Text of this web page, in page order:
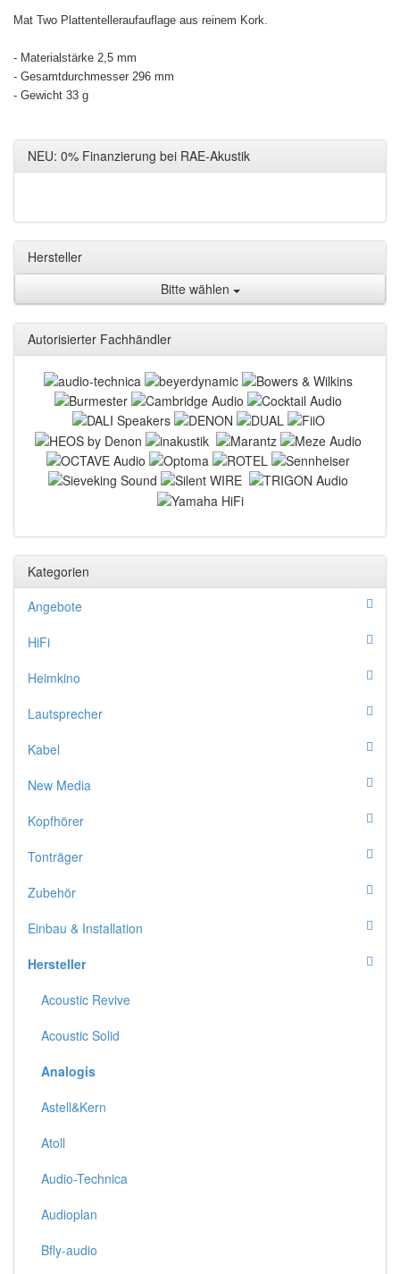
Mat Two Plattentelleraufauflage aus reinem Kork.
- Materialstärke 2,5 mm
- Gesamt­durchmesser 296 mm
- Gewicht 33 g
NEU: 0% Finanzierung bei RAE-Akustik
Hersteller
Bitte wählen
Autorisierter Fachhändler
Kategorien
Angebote
HiFi
Heimkino
Lautsprecher
Kabel
New Media
Kopfhörer
Tonträger
Zubehör
Einbau & Installation
Hersteller
Acoustic Revive
Acoustic Solid
Analogis
Astell&Kern
Atoll
Audio-Technica
Audioplan
Bfly-audio